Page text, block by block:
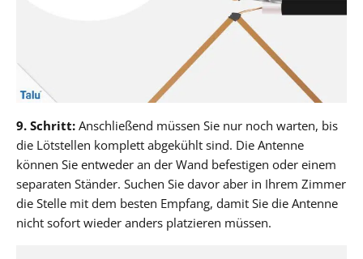
9. Schritt: Anschließend müssen Sie nur noch warten, bis
die Lötstellen komplett abgekühlt sind. Die Antenne
können Sie entweder an der Wand befestigen oder einem
separaten Ständer. Suchen Sie davor aber in Ihrem Zimmer
die Stelle mit dem besten Empfang, damit Sie die Antenne
nicht sofort wieder anders platzieren müssen.